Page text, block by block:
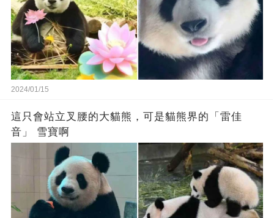
2024/01/15
這只會站立叉腰的大貓熊，可是貓熊界的「雷佳
音」 雪寶啊